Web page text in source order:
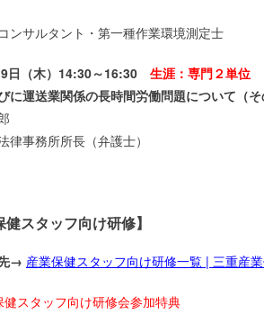
ンサルタント・第一種作業環境測定士
（木）14:30～16:30 生涯：専門２単位
に運送業関係の長時間労働問題について（
律事務所所長（弁護士）
スタッフ向け研修】
→ 産業保健スタッフ向け研修一覧 | 三重産
スタッフ向け研修会参加特典